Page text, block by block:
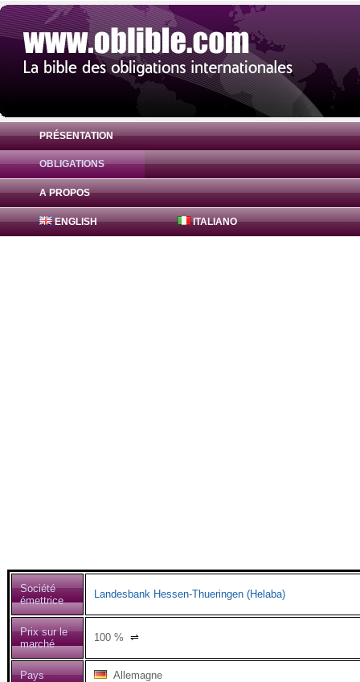
PRÉSENTATION
OBLIGATIONS
A PROPOS
ENGLISH ITALIANO
Obligation Landesbank Hessen-
Société
émettrice
Landesbank Hessen-Thueringen (Helaba)
Prix sur le
marché
100 % ⇌
Pays Allemagne